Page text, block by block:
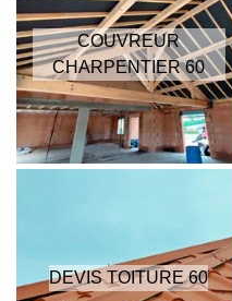
COUVREUR
CHARPENTIER 60
DEVIS TOITURE 60